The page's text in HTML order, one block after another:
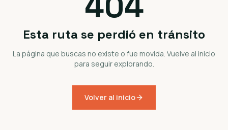
Esta ruta se perdió en tránsito
La página que buscas no existe o fue movida. Vuelve al inicio
para seguir explorando.
Volver al inicio